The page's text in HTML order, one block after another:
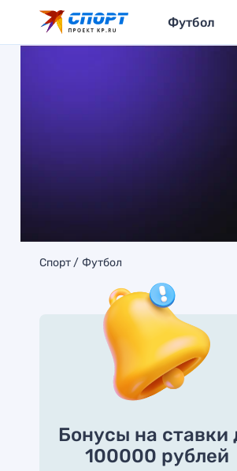
Футбол
Спорт Футбол
Бонусы на ставки
100000 рублей